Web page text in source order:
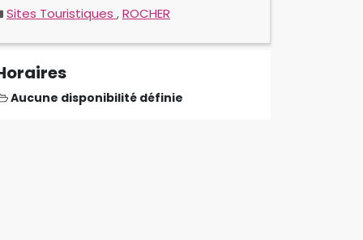
Sites Touristiques ,ROCHER
Aucune disponibilité définie